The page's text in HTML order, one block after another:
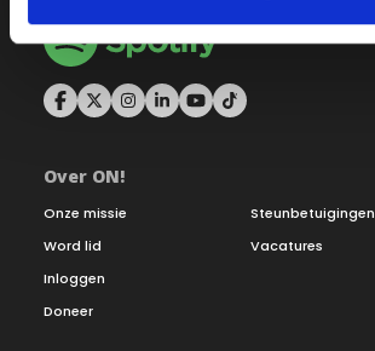
Over ON!
Onze missie
Word lid
Inloggen
Doneer
Steunbetuigingen
Vacatures